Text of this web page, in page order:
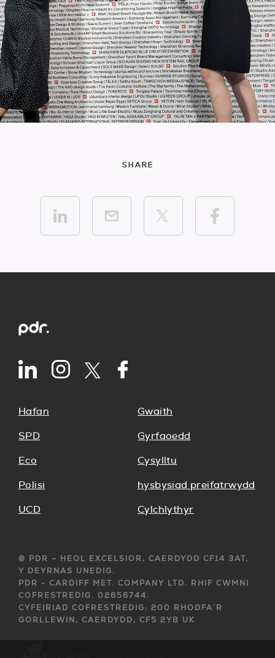
SHARE
Hafan
SPD
Eco
Polisi
UCD
Gwaith
Gyrfaoedd
Cysylltu
hysbysiad preifatrwydd
Cylchlythyr
© PDR – HEOL EXCELSIOR, CAERDYDD CF14 3AT,
Y DEYRNAS UNEDIG.
PDR - CARDIFF MET. COMPANY LTD. RHIF CWMNI
COFRESTREDIG. 02656744.
CYFEIRIAD COFRESTREDIG: 200 RHODFA’R
GORLLEWIN, CAERDYDD, CF5 2YB UK